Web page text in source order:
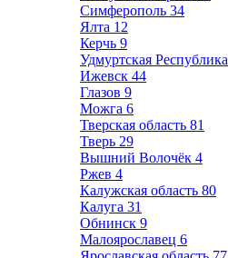
Симферополь 34
Ялта 12
Керчь 9
Удмуртская Республика
Ижевск 44
Глазов 9
Можга 6
Тверская область 81
Тверь 29
Вышний Волочёк 4
Ржев 4
Калужская область 80
Калуга 31
Обнинск 9
Малоярославец 6